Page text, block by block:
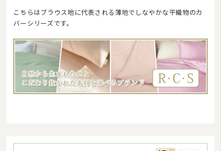
こちらはブラウス地に代表される薄地でしなやかな平織物のカ
バーシリーズです。
羽毛布団